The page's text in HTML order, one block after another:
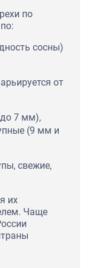
по
сосны)
от
7 мм),
(9 мм и
свежие,
их
Чаще